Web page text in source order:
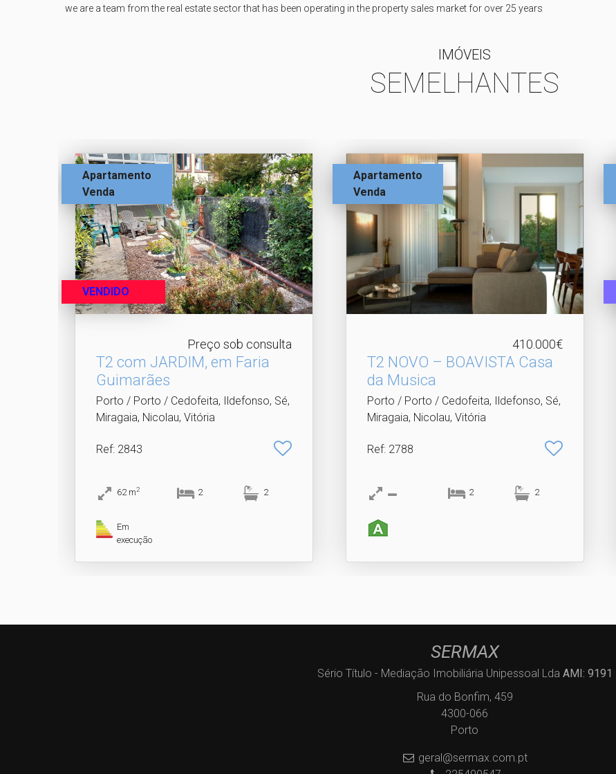
we are a team from the real estate sector that has been operating in the property sales market for over 25 years
IMÓVEIS
SEMELHANTES
Apartamento
Venda
VENDIDO
Preço sob consulta
T2 com JARDIM, em Faria
Guimarães
Porto / Porto / Cedofeita, Ildefonso, Sé,
Miragaia, Nicolau, Vitória
Ref: 2843
62 m2 2 2
Em
execução
Apartamento
Venda
410.000€
T2 NOVO – BOAVISTA Casa
da Musica
Porto / Porto / Cedofeita, Ildefonso, Sé,
Miragaia, Nicolau, Vitória
Ref: 2788
2 2
SERMAX
Sério Título - Mediação Imobiliária Unipessoal Lda AMI: 9191
Rua do Bonfim, 459
4300-066
Porto
geral@sermax.com.pt